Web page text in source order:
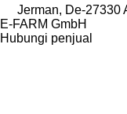
Jerman, De-27330
E-FARM GmbH
Hubungi penjual